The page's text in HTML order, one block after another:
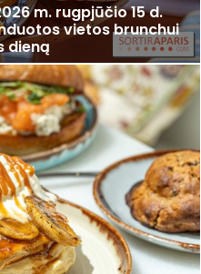
m. rugpjūčio 15 d.
vietos brunchui
dieną